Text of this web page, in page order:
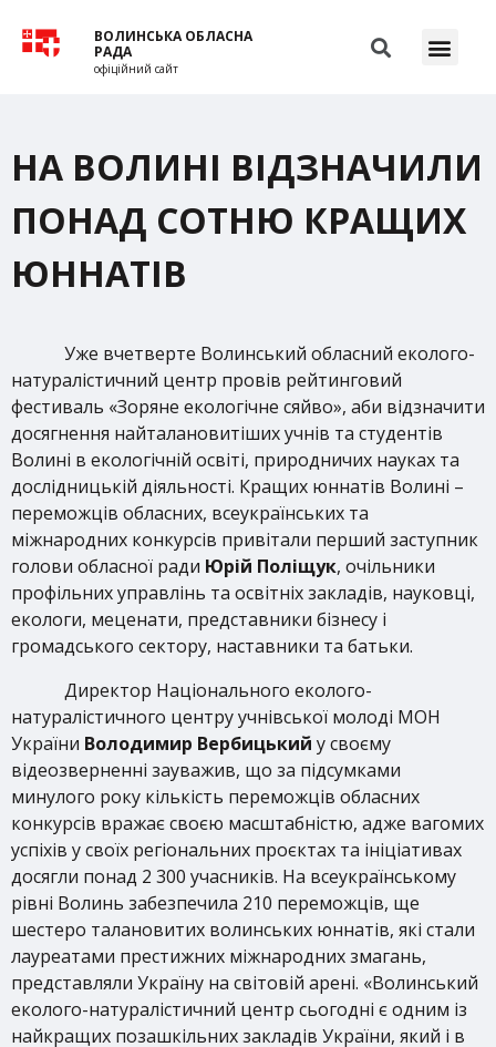
ВОЛИНСЬКА ОБЛАСНА
РАДА
офіційний сайт
НА ВОЛИНІ ВІДЗНАЧИЛИ
ПОНАД СОТНЮ КРАЩИХ
ЮННАТІВ
Уже вчетверте Волинський обласний еколого-
натуралістичний центр провів рейтинговий
фестиваль «Зоряне екологічне сяйво», аби відзначити
досягнення найталановитіших учнів та студентів
Волині в екологічній освіті, природничих науках та
дослідницькій діяльності. Кращих юннатів Волині –
переможців обласних, всеукраїнських та
міжнародних конкурсів привітали перший заступник
голови обласної ради Юрій Поліщук, очільники
профільних управлінь та освітніх закладів, науковці,
екологи, меценати, представники бізнесу і
громадського сектору, наставники та батьки.
Директор Національного еколого-
натуралістичного центру учнівської молоді МОН
України Володимир Вербицький у своєму
відеозверненні зауважив, що за підсумками
минулого року кількість переможців обласних
конкурсів вражає своєю масштабністю, адже вагомих
успіхів у своїх регіональних проєктах та ініціативах
досягли понад 2 300 учасників. На всеукраїнському
рівні Волинь забезпечила 210 переможців, ще
шестеро талановитих волинських юннатів, які стали
лауреатами престижних міжнародних змагань,
представляли Україну на світовій арені. «Волинський
еколого-натуралістичний центр сьогодні є одним із
найкращих позашкільних закладів України, який і в